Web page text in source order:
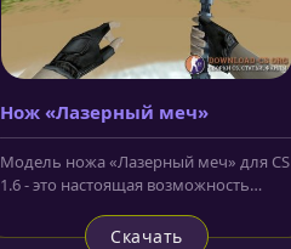
Нож «Лазерный меч»
Модель ножа «Лазерный меч» для CS
1.6 - это настоящая возможность
Скачать